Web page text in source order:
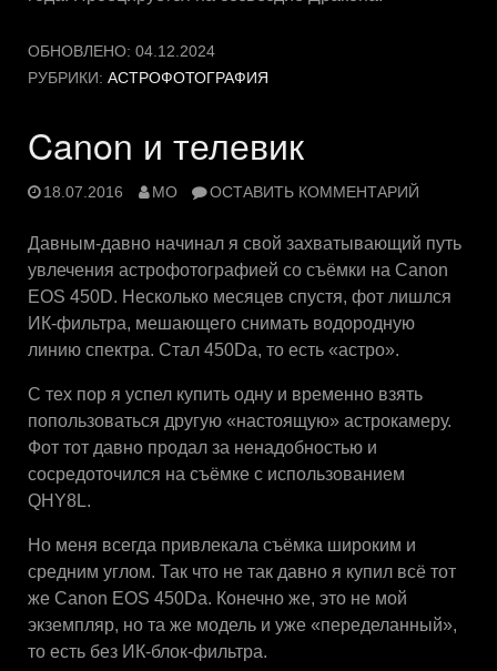
ОБНОВЛЕНО: 04.12.2024
РУБРИКИ: АСТРОФОТОГРАФИЯ
Canon и телевик
18.07.2016 MO ОСТАВИТЬ КОММЕНТАРИЙ
Давным-давно начинал я свой захватывающий путь
увлечения астрофотографией со съёмки на Canon
EOS 450D. Несколько месяцев спустя, фот лишлся
ИК-фильтра, мешающего снимать водородную
линию спектра. Стал 450Da, то есть «астро».
С тех пор я успел купить одну и временно взять
попользоваться другую «настоящую» астрокамеру.
Фот тот давно продал за ненадобностью и
сосредоточился на съёмке с использованием
QHY8L.
Но меня всегда привлекала съёмка широким и
средним углом. Так что не так давно я купил всё тот
же Canon EOS 450Da. Конечно же, это не мой
экземпляр, но та же модель и уже «переделанный»,
то есть без ИК-блок-фильтра.